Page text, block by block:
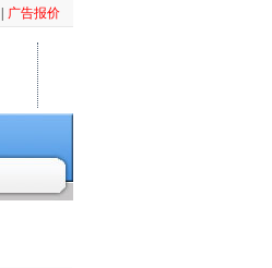
广告报价